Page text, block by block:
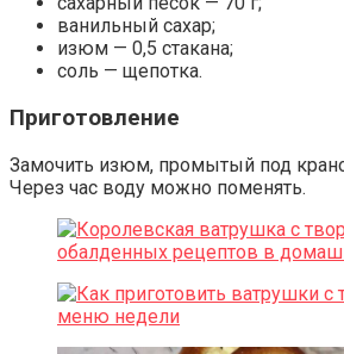
ванильный сахар;
изюм — 0,5 стакана;
соль — щепотка.
Приготовление
Замочить изюм, промытый под
Через час воду можно поменять.